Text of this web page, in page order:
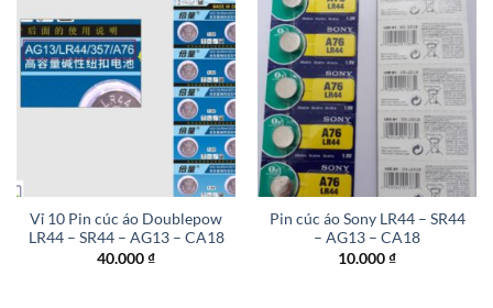
Vỉ 10 Pin cúc áo Doublepow
LR44 – SR44 – AG13 – CA18
40.000₫
Pin cúc áo Sony LR44 – SR44
– AG13 – CA18
10.000₫